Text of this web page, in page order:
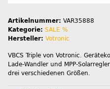
Artikelnummer: VAR35888
Kategorie: SALE %
Hersteller: Votronic
VBCS Triple von Votronic.
Lade-Wandler und MPP-
drei verschiedenen Größen.